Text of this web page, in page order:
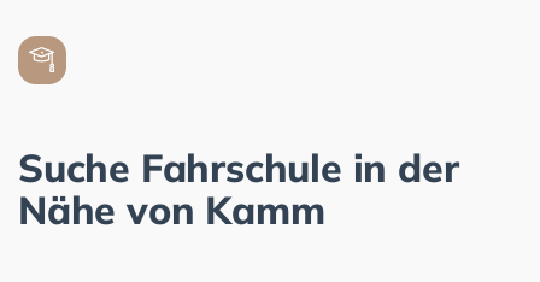
Suche Fahrschule in der
Nähe von Kamm